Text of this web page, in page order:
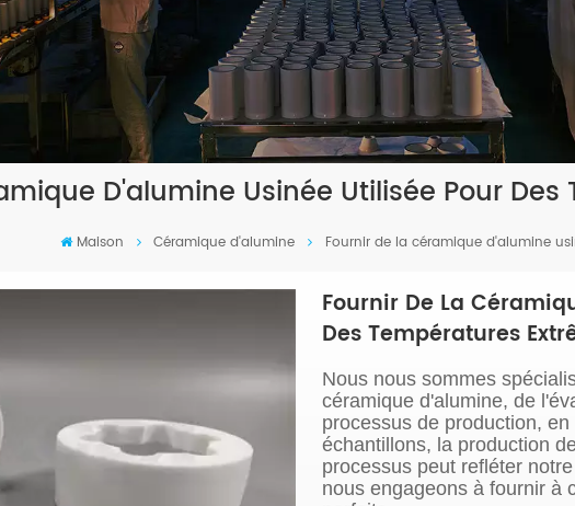
D'alumine Usinée Utilisée Pour
Maison Céramique d'alumine Fournir de la céramique d'alumine
Fournir De La
Des Températures
Nous nous sommes
céramique d'alumine, de
processus de production,
échantillons, la production
processus peut refléter
nous engageons à fournir à